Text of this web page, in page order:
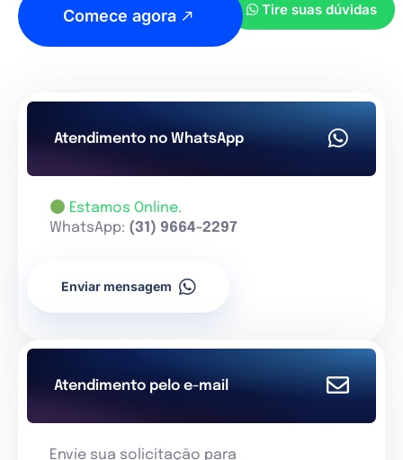
Comece agora Tire suas dúvidas
Atendimento no WhatsApp
Estamos Online.
WhatsApp: (31) 9664-2297
Enviar mensagem
Atendimento pelo e-mail
Envie sua solicitação para